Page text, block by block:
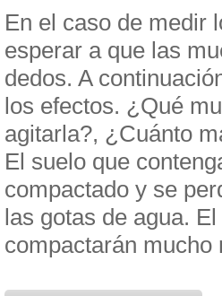
En el caso de medir
esperar a que las
dedos. A
los efectos. ¿Qué
agitarla?, ¿Cuánto
El suelo que
compactado y se
las gotas de agua.
compactarán mucho